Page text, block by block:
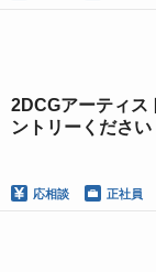
2DCGアーティス
ントリーくださ
応相談 正社員